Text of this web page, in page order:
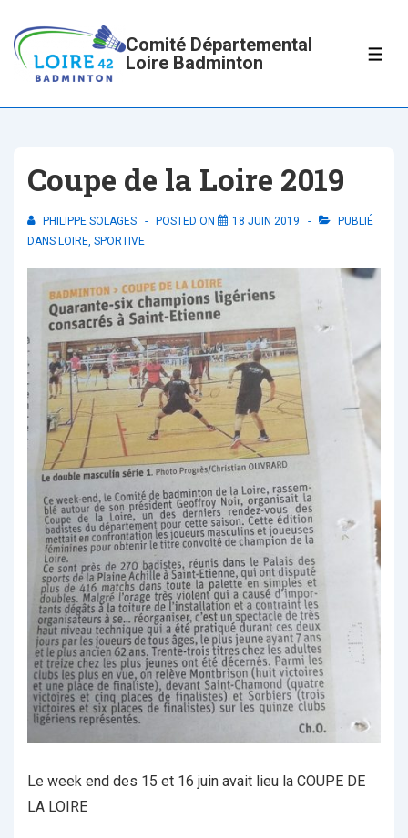
passer
contenu
principal
Comité Départemental
Loire Badminton
Coupe de la Loire 2019
PHILIPPE SOLAGES POSTED ON 18 JUIN 2019
PUBLIÉ
DANS LOIRE, SPORTIVE
Le week end des 15 et 16 juin avait lieu la COUPE DE
LA LOIRE